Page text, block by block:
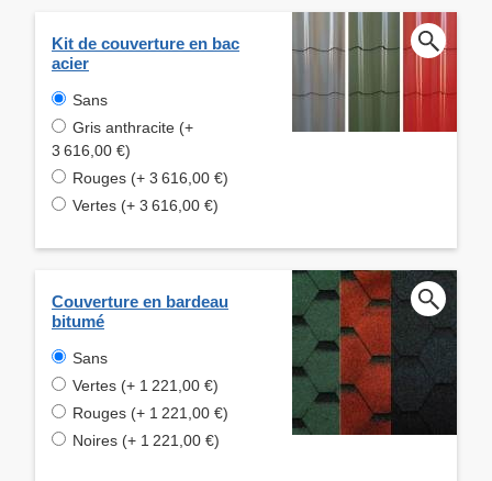
Kit de couverture en bac
acier
Sans
Gris anthracite (+
3 616,00 €)
Rouges (+ 3 616,00 €)
Vertes (+ 3 616,00 €)
Couverture en bardeau
bitumé
Sans
Vertes (+ 1 221,00 €)
Rouges (+ 1 221,00 €)
Noires (+ 1 221,00 €)